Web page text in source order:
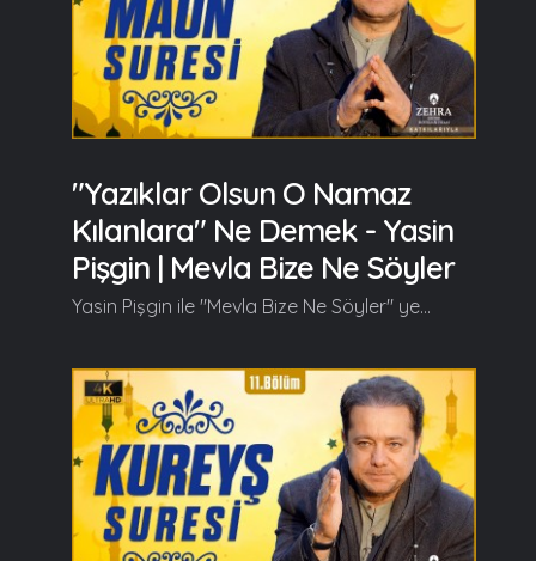
"Yazıklar Olsun O Namaz
Kılanlara" Ne Demek - Yasin
Pişgin | Mevla Bize Ne Söyler
Yasin Pişgin ile "Mevla Bize Ne Söyler" yeni bölümüyle kaldığı yerden devam ediyor. Yasin Pişgin bu bölümde Maun Suresi'nin tefsirini anlattı. Yasin Pişgin bu bölümün başlangıcında şunları söyledi; Bu gün Maun Suresi'ni birlikte anlamaya çalışacağız. Allah (c.c) Hazretleri Maun Suresi'nde, olmamamız gereken, karakter özelliğiyle muttasıf olmamız gereken, karakterimiz de bulunmaması gereken bir insan tipinden ve onun özelliklerinden bahsedecek... İlk ayette buyuruyor ki Allah: "Dini yalanlayanı gördün mü?" Allah inancı yok. Allah'ın burada tenkit ettiği, eleştirdiği, olumsuzladığı bu insan karakterinin ahiret inancı yok, din inancı yok, Peygamber inancı yok, kitap inancı yok. Mehmet Akif Ersoy merhumun bir ifadesi var, diyor ki; Ne vicdandır ahlaka yükseklik veren, ne irfandır. İnsanlarda fazilet hissi Allah korkusundandır. Eğer bir insanda Allah korkusu yok ise, bir insan öldükten sonra bir muhakemeye, bir hesaba maruz kalacağını ve bunun sonunda mükafat veya cezaya ilişkin bir karşılık göreceğine inanmıyor ise, bunu bilmiyor ise, buna itikat etmemiş ise o insandan her şey beklenebilir, her türlü zulüm gelebilir. Onun için kork, Allah'tan korkmayandan denmiştir... Din gününü yalanlayan, dini tekzip eden bu insanın bir karakter özelliği olarak ikinci ayette Allah buyuruyor ki: İşte bu dini yalanlayan, Allah'a inanmayan, Rahman ve Rahim olan Allah'a inanmayan birisi nasıl merhametli olabilir? Halıkına vefası olmayanın, Mahlukuna sefası nasıl olabilir. İşte din gününe inanmadı, işte ahirete, Allah'a, Peygamber'e, kitaba inanmadı, işte bakın yetimleri nasıl itip kakıyor... Tefsirin devamı videoda... Ramazan güzeldir, Beraber güzelleşelim...